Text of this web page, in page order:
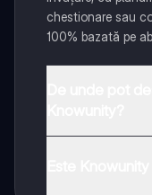
chestionare sau
100% bazată pe